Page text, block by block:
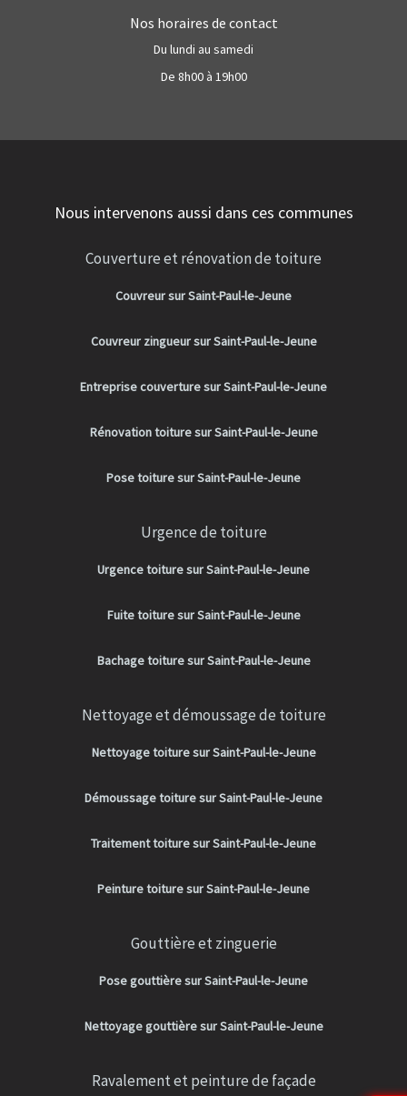
Nos horaires de contact
Du lundi au samedi
De 8h00 à 19h00
Nous intervenons aussi dans ces communes
Couverture et rénovation de toiture
Couvreur sur Saint-Paul-le-Jeune
Couvreur zingueur sur Saint-Paul-le-Jeune
Entreprise couverture sur Saint-Paul-le-Jeune
Rénovation toiture sur Saint-Paul-le-Jeune
Pose toiture sur Saint-Paul-le-Jeune
Urgence de toiture
Urgence toiture sur Saint-Paul-le-Jeune
Fuite toiture sur Saint-Paul-le-Jeune
Bachage toiture sur Saint-Paul-le-Jeune
Nettoyage et démoussage de toiture
Nettoyage toiture sur Saint-Paul-le-Jeune
Démoussage toiture sur Saint-Paul-le-Jeune
Traitement toiture sur Saint-Paul-le-Jeune
Peinture toiture sur Saint-Paul-le-Jeune
Gouttière et zinguerie
Pose gouttière sur Saint-Paul-le-Jeune
Nettoyage gouttière sur Saint-Paul-le-Jeune
Ravalement et peinture de façade